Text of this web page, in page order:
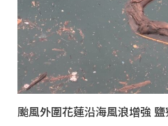
颱風外圍花蓮沿海風浪增強